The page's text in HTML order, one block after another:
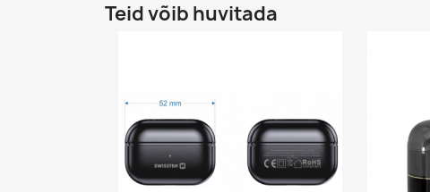
Teid võib huvitada